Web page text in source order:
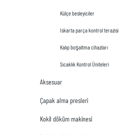
Külçe besleyiciler
Iskarta parça kontrol terazisi
Kalıp boşaltma cihazları
Sıcaklık Kontrol Üniteleri
Aksesuar
Çapak alma presleri
Kokil döküm makinesi